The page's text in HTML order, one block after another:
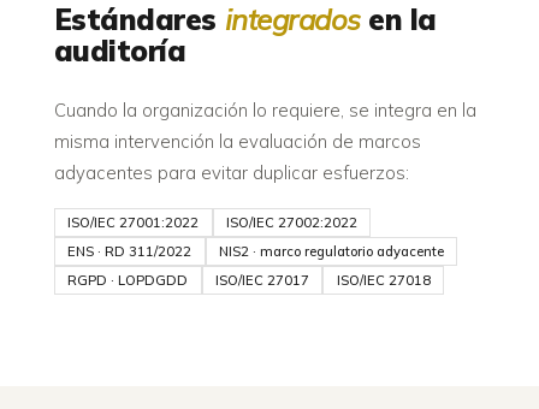
Estándares integradosen la
auditoría
Cuando la organización lo requiere, se integra en la
misma intervención la evaluación de marcos
adyacentes para evitar duplicar esfuerzos:
ISO/IEC 27001:2022
ISO/IEC 27002:2022
ENS · RD 311/2022
NIS2 · marco regulatorio adyacente
RGPD · LOPDGDD
ISO/IEC 27017 ISO/IEC 27018